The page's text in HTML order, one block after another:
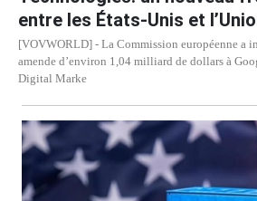
entre les États-Unis et
[VOVWORLD] - La Commission européenne a
amende d’environ 1,04 milliard de dollars à
Digital Marke